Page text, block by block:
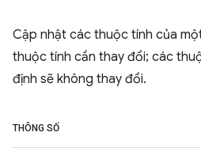
Cập nhật các thuộc tính của
thuộc tính cần thay đổi; các
định sẽ không thay đổi.
THÔNG SỐ